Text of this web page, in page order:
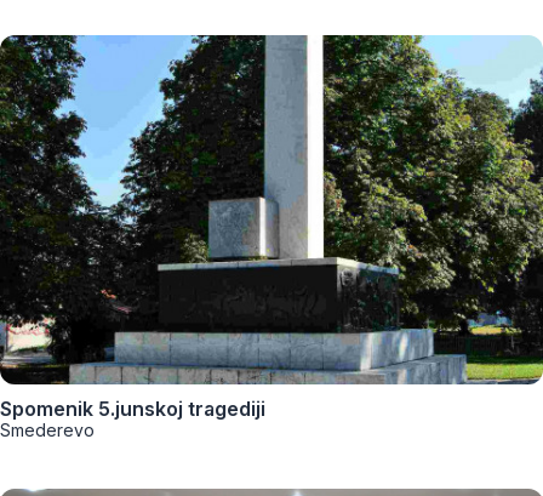
Spomenik 5.junskoj tragediji
Smederevo